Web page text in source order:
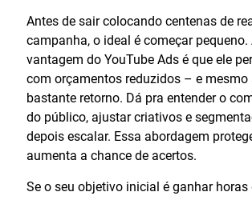
Antes de sair colocando centenas de
campanha, o ideal é começar pequeno.
vantagem do YouTube Ads é que ele
com orçamentos reduzidos – e mesmo
bastante retorno. Dá pra entender o
do público, ajustar criativos e
depois escalar. Essa abordagem
aumenta a chance de acertos.
Se o seu objetivo inicial é ganhar horas